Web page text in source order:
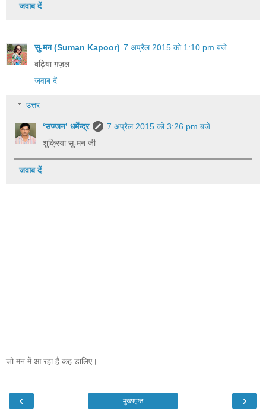
जवाब दें
सु-मन (Suman Kapoor) 7 अप्रैल 2015 को 1:10 pm बजे
बढ़िया ग़ज़ल
जवाब दें
उत्तर
‘सज्जन’ धर्मेन्द्र
7 अप्रैल 2015 को 3:26 pm बजे
शुक्रिया सु-मन जी
जवाब दें
जो मन में आ रहा है कह डालिए।
‹ ›
मुख्यपृष्ठ